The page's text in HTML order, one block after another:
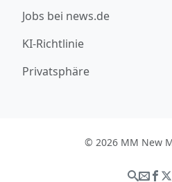
Jobs bei news.de
KI-Richtlinie
Privatsphäre
© 2026 MM New